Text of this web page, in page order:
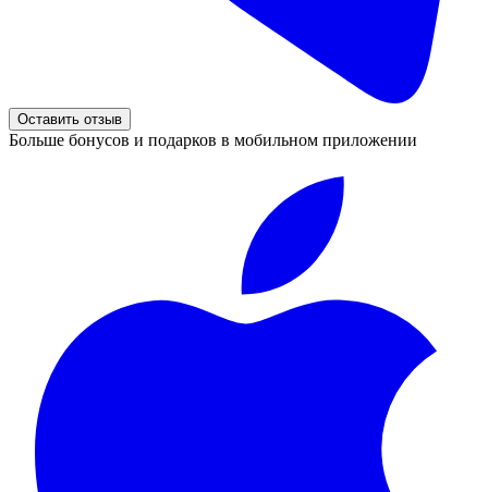
Оставить отзыв
Больше бонусов и подарков в мобильном приложении